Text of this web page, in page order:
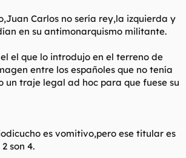
Carlos no sería rey,la izquierda y
en su antimonarquismo militante.
el que lo introdujo en el terreno de
entre los españoles que no tenía
un traje legal ad hoc para que fuese su
es vomitivo,pero ese titular es
son 4.